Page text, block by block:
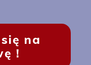
na
!